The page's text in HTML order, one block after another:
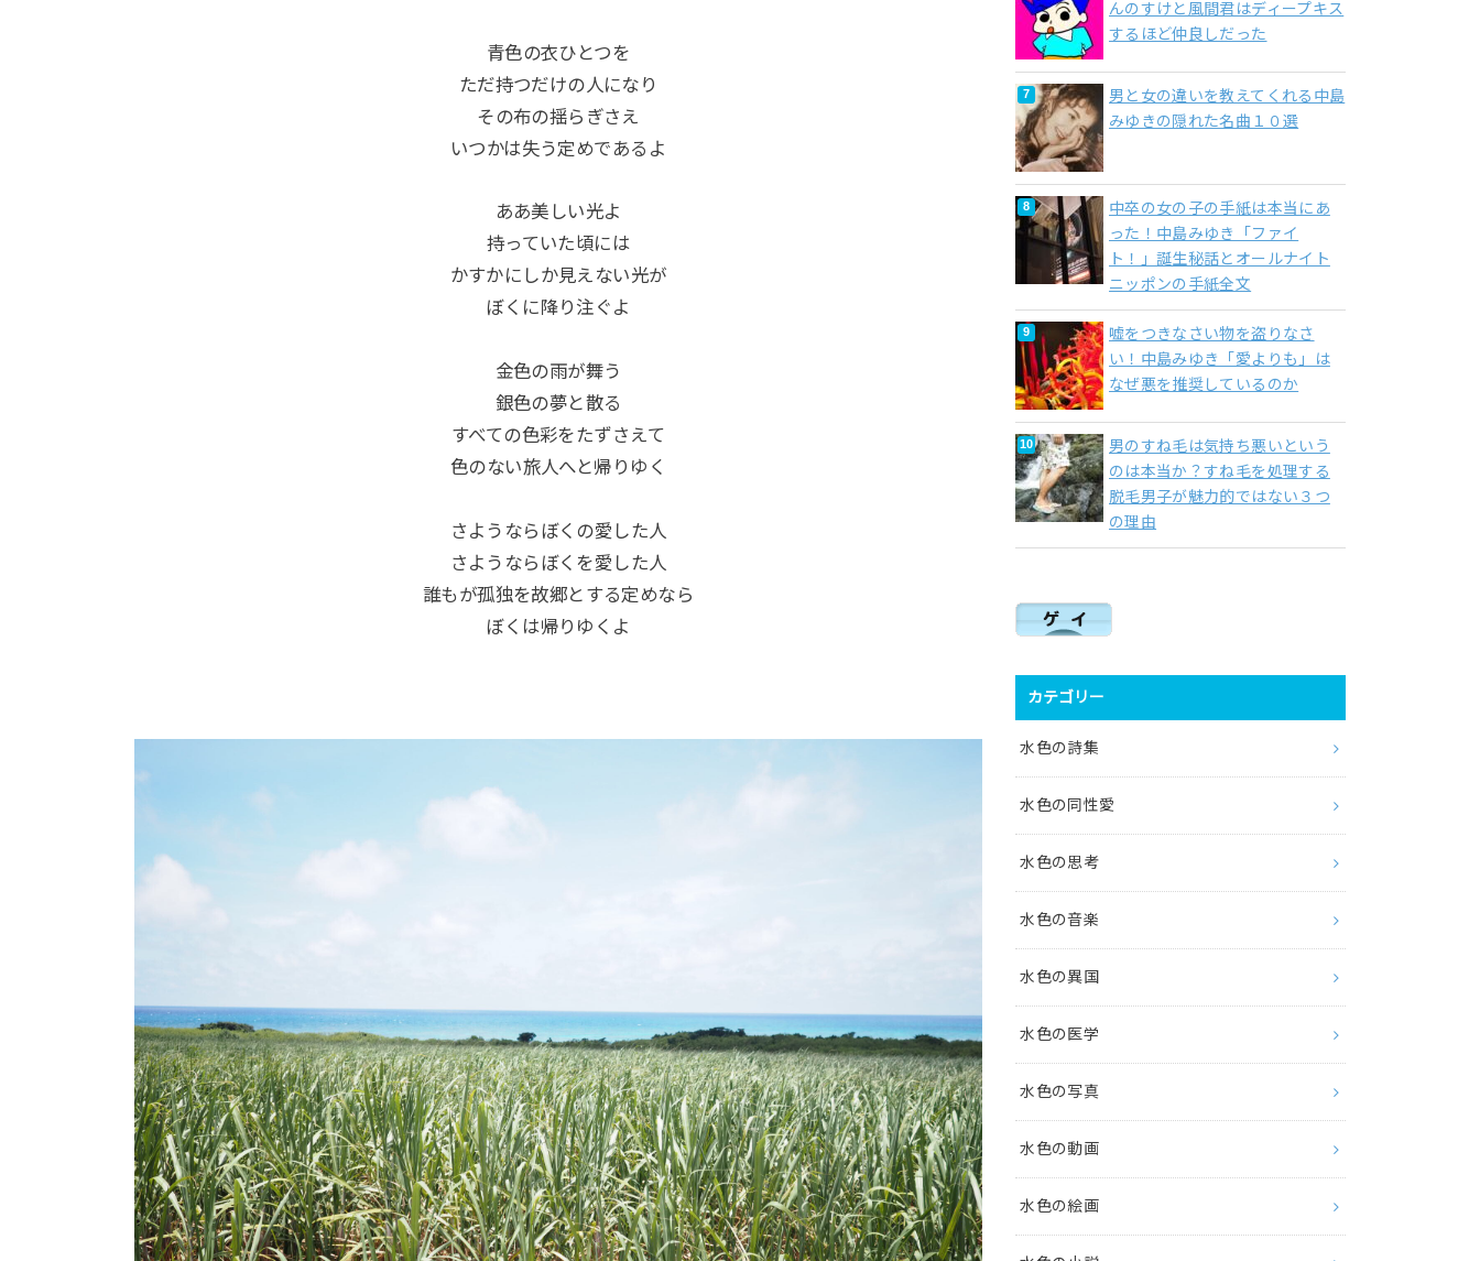
青色の衣ひとつを
ただ持つだけの人になり
その布の揺らぎさえ
いつかは失う定めであるよ
ああ美しい光よ
持っていた頃には
かすかにしか見えない光が
ぼくに降り注ぐよ
金色の雨が舞う
銀色の夢と散る
すべての色彩をたずさえて
色のない旅人へと帰りゆく
さようならぼくの愛した人
さようならぼくを愛した人
誰もが孤独を故郷とする定めなら
ぼくは帰りゆくよ
んのすけと風間君はディープキス
するほど仲良しだった
男と女の違いを教えてくれる中島
みゆきの隠れた名曲１０選
中卒の女の子の手紙は本当にあ
った！中島みゆき「ファイ
ト！」誕生秘話とオールナイト
ニッポンの手紙全文
嘘をつきなさい物を盗りなさ
い！中島みゆき「愛よりも」は
なぜ悪を推奨しているのか
男のすね毛は気持ち悪いという
のは本当か？すね毛を処理する
脱毛男子が魅力的ではない３つ
の理由
カテゴリー
水色の詩集
水色の同性愛
水色の思考
水色の音楽
水色の異国
水色の医学
水色の写真
水色の動画
水色の絵画